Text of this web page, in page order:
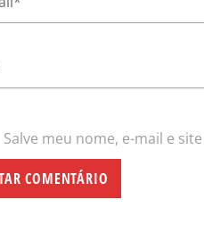
Salve meu nome, e-mail e